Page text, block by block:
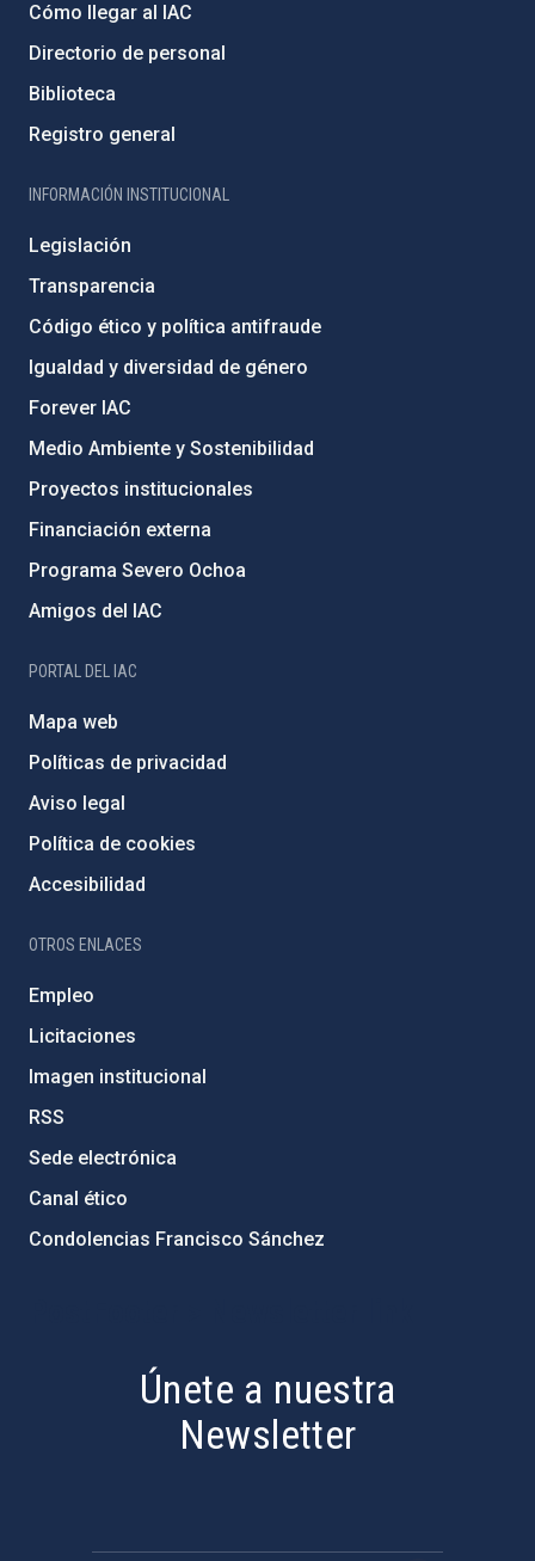
Cómo llegar al IAC
Directorio de personal
Biblioteca
Registro general
INFORMACIÓN INSTITUCIONAL
Legislación
Transparencia
Código ético y política antifraude
Igualdad y diversidad de género
Forever IAC
Medio Ambiente y Sostenibilidad
Proyectos institucionales
Financiación externa
Programa Severo Ochoa
Amigos del IAC
PORTAL DEL IAC
Mapa web
Políticas de privacidad
Aviso legal
Política de cookies
Accesibilidad
OTROS ENLACES
Empleo
Licitaciones
Imagen institucional
RSS
Sede electrónica
Canal ético
Condolencias Francisco Sánchez
Únete a nuestra
Newsletter